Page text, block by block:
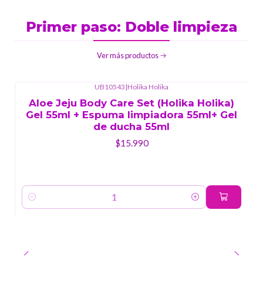
Primer paso: Doble limpieza
Ver más productos
UB10543|Holika Holika
Aloe Jeju Body Care Set (Holika Holika)
Gel 55ml + Espuma limpiadora 55ml+ Gel
de ducha 55ml
$15.990
Cantidad